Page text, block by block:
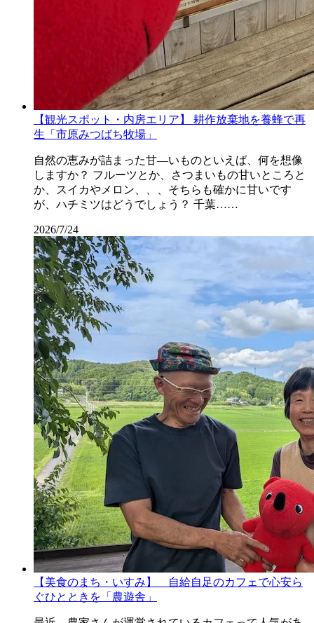
【観光スポット・内房エリア】 耕作放棄地を養蜂で再
生「市原みつばち牧場」
自然の恵みが詰まった甘―いものといえば、何を想像
しますか？ フルーツとか、さつまいもの甘いところと
か、スイカやメロン、、、そちらも確かに甘いです
が、ハチミツはどうでしょう？ 千葉……
2026/7/24
【美食のまち・いすみ】 自給自足のカフェで心安ら
ぐひとときを「農遊舎」